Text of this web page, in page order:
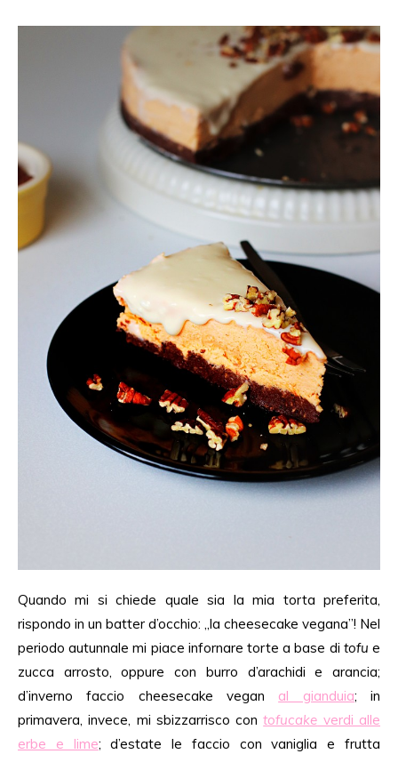
Quando mi si chiede quale sia la mia torta preferita,
rispondo in un batter d’occhio: „la cheesecake vegana”! Nel
periodo autunnale mi piace infornare torte a base di tofu e
zucca arrosto, oppure con burro d’arachidi e arancia;
d’inverno faccio cheesecake vegan al gianduia; in
primavera, invece, mi sbizzarrisco contofucake verdi alle
erbe e lime; d’estate le faccio con vaniglia e frutta